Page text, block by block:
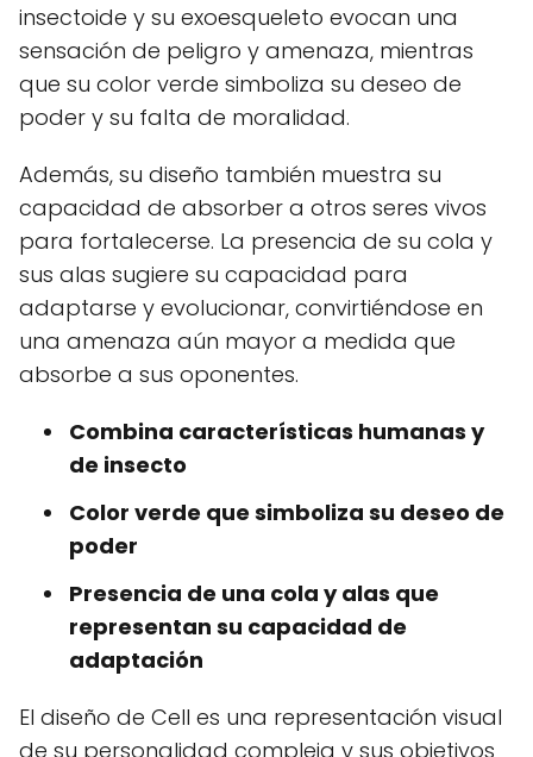
insectoide y su exoesqueleto evocan una
sensación de peligro y amenaza, mientras
que su color verde simboliza su deseo de
poder y su falta de moralidad.
Además, su diseño también muestra su
capacidad de absorber a otros seres vivos
para fortalecerse. La presencia de su cola y
sus alas sugiere su capacidad para
adaptarse y evolucionar, convirtiéndose en
una amenaza aún mayor a medida que
absorbe a sus oponentes.
Combina características humanas y
de insecto
Color verde que simboliza su deseo de
poder
Presencia de una cola y alas que
representan su capacidad de
adaptación
El diseño de Cell es una representación visual
de su personalidad compleja y sus objetivos